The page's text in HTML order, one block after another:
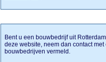
Bent u een bouwbedrijf uit
deze website, neem dan contact
bouwbedrijven vermeld.